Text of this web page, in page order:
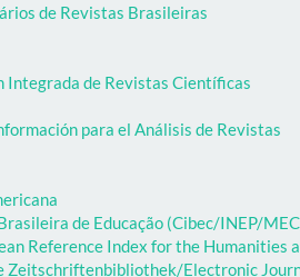
de Revistas Brasileiras
Integrada de Revistas Científicas
para el Análisis de Revistas
de Educação (Cibec/INEP/
Reference Index for the Humanities
Zeitschriftenbibliothek/Electronic